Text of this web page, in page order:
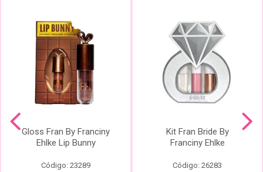
Gloss Fran By Franciny
Ehlke Lip Bunny
Código: 23289
Kit Fran Bride By
Franciny Ehlke
Código: 26283